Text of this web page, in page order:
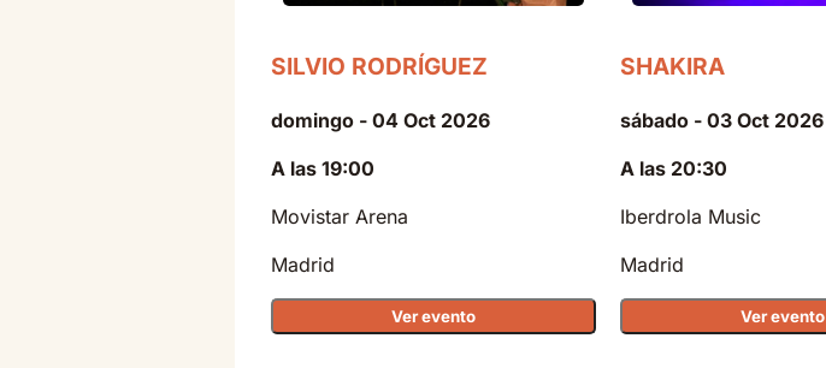
SILVIO RODRÍGUEZ
domingo - 04 Oct 2026
A las 19:00
Movistar Arena
Madrid
Ver evento
SHAKIRA
sábado - 03 Oct 2026
A las 20:30
Iberdrola Music
Madrid
Ver evento